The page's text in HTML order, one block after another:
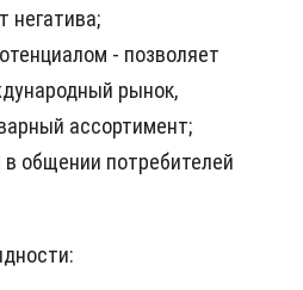
негатива;
- позволяет
рынок,
ассортимент;
в общении потребителей